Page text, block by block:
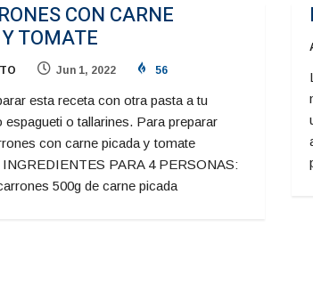
CON CARNE
TOMATE
Jun 1, 2022 56
esta receta con otra pasta a tu
o tallarines. Para preparar
con carne picada y tomate
PARA 4 PERSONAS:
500g de carne picada